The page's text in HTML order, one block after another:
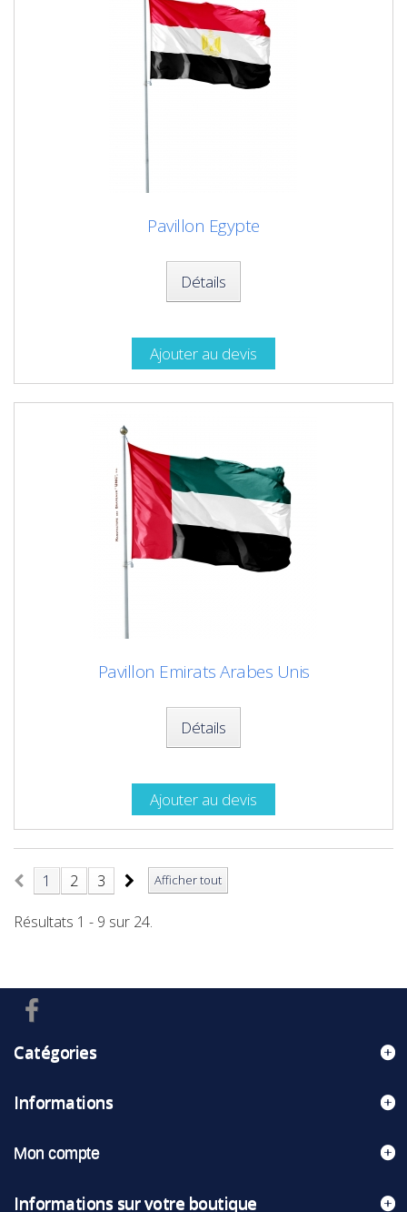
Pavillon Egypte
Détails
Ajouter au devis
Pavillon Emirats Arabes Unis
Détails
Ajouter au devis
Afficher tout
1 2 3
Résultats 1 - 9 sur 24.
Catégories
Informations
Mon compte
Informations sur votre boutique